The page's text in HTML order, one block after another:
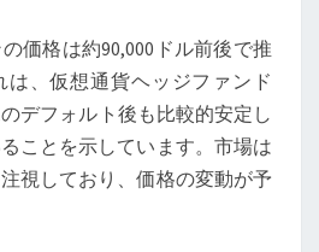
与
え
る
影
響
価格は約90,000ドル前後で推
、仮想通貨ヘッジファンド
デフォルト後も比較的安定し
ことを示しています。市場は
視しており、価格の変動が予